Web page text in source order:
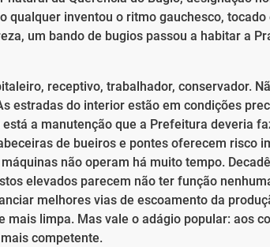
qualquer inventou o ritmo gauchesco, tocado
um bando de bugios passou a habitar a
receptivo, trabalhador, conservador.
estradas do interior estão em condições
a manutenção que a Prefeitura deveria
de bueiros e pontes oferecem risco
não operam há muito tempo.
elevados parecem não ter função
melhores vias de escoamento da
mais limpa. Mas vale o adágio popular: aos
competente.